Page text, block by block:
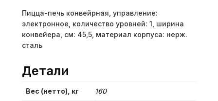
Пицца-печь конвейрная, управление:
электронное, количество уровней: 1, ширина
конвейера, см: 45,5, материал корпуса: нерж.
сталь
Детали
Вес (нетто), кг 160